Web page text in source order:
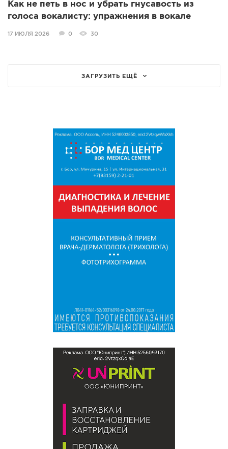
Как не петь в нос и убрать гнусавость из
голоса вокалисту: упражнения в вокале
17 ИЮЛЯ 2026 0 30
ЗАГРУЗИТЬ ЕЩЁ